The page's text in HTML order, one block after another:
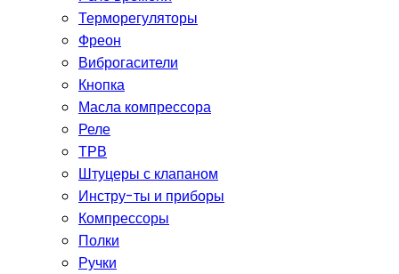
Терморегуляторы
Фреон
Виброгасители
Кнопка
Масла компрессора
Реле
ТРВ
Штуцеры с клапаном
Инстру-ты и приборы
Компрессоры
Полки
Ручки